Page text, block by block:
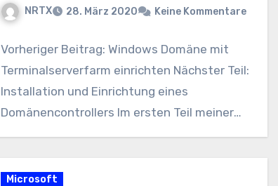
NRTX 28. März 2020 Keine Kommentare
Vorheriger Beitrag: Windows Domäne mit
Terminalserverfarm einrichten Nächster Teil:
Installation und Einrichtung eines
Domänencontrollers Im ersten Teil meiner
Microsoft